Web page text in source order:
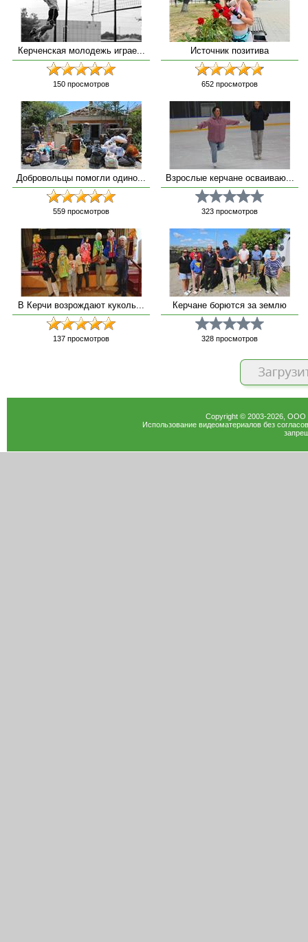
Керченская молодежь играе...
150 просмотров
Источник позитива
652 просмотров
Добровольцы помогли одино...
559 просмотров
Взрослые керчане осваиваю...
323 просмотров
В Керчи возрождают куколь...
137 просмотров
Керчане борются за землю
328 просмотров
Copyright © 2003-2026, ООО
Использование видеоматериалов без